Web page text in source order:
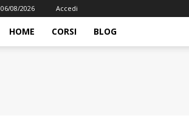
06/08/2026 Accedi
HOME CORSI BLOG